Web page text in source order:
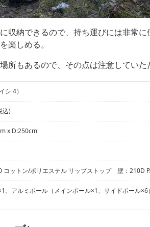
収納できるので、持ち運びには非常に
楽しめる。
所もあるので、その点は注意していた
シ 4）
込)
x D:250cm
コットン/ポリエステル リップストップ 壁：210D
、アルミポール（メインポール×1、サイドポール